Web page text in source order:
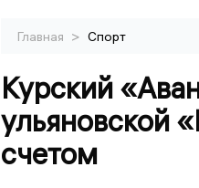
Главная > Спорт
Курский
ульяновской
счетом